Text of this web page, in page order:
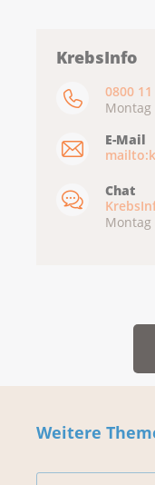
KrebsInfo
0800 11
Montag
E-Mail
Chat
Montag
Weitere